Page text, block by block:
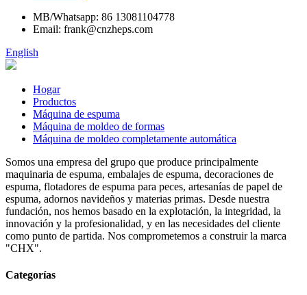
MB/Whatsapp: 86 13081104778
Email: frank@cnzheps.com
English
Hogar
Productos
Máquina de espuma
Máquina de moldeo de formas
Máquina de moldeo completamente automática
Somos una empresa del grupo que produce principalmente
maquinaria de espuma, embalajes de espuma, decoraciones de
espuma, flotadores de espuma para peces, artesanías de papel de
espuma, adornos navideños y materias primas. Desde nuestra
fundación, nos hemos basado en la explotación, la integridad, la
innovación y la profesionalidad, y en las necesidades del cliente
como punto de partida. Nos comprometemos a construir la marca
"CHX".
Categorías